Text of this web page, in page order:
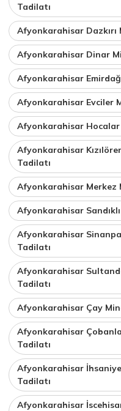
Tadilatı
Afyonkarahisar Dazkırı
Afyonkarahisar Dinar
Afyonkarahisar
Afyonkarahisar Evciler
Afyonkarahisar
Afyonkarahisar
Tadilatı
Afyonkarahisar Merkez
Afyonkarahisar
Afyonkarahisar
Tadilatı
Afyonkarahisar
Tadilatı
Afyonkarahisar Çay
Afyonkarahisar
Tadilatı
Afyonkarahisar
Tadilatı
Afyonkarahisar